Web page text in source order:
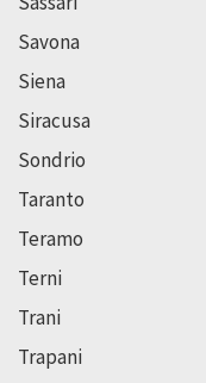
Savona
Siena
Siracusa
Sondrio
Taranto
Teramo
Terni
Trani
Trapani